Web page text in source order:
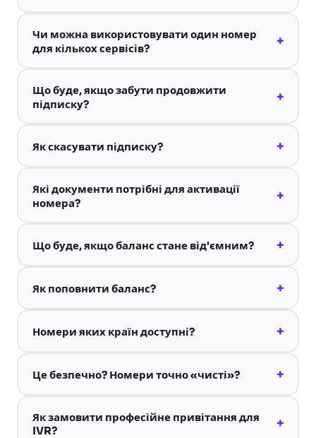
Чи можна використовувати один номер
для кількох сервісів?
+
Що буде, якщо забути продовжити
підписку?
+
Як скасувати підписку? +
Які документи потрібні для активації
номера?
+
Що буде, якщо баланс стане від'ємним? +
Як поповнити баланс? +
Номери яких країн доступні? +
Це безпечно? Номери точно «чисті»? +
Як замовити професійне привітання для
IVR?
+